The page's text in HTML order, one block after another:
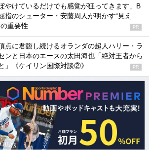
やけているだけでも感覚が狂ってきます」B
指のシューター・安藤周人が明かす“見え
重要性
PR
点に君臨し続けるオランダの超人ハリー・ラ
ンと日本のエースの太田海也「絶対王者から
」《ケイリン国際対談②》
PR